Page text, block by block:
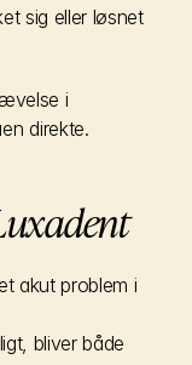
sig eller løsnet
i
direkte.
akut problem i
bliver både